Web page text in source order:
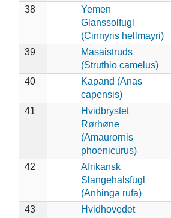
38
Yemen
Glanssolfugl
(Cinnyris hellmayri)
39
Masaistruds
(Struthio camelus)
40
Kapand (Anas
capensis)
41
Hvidbrystet
Rørhøne
(Amaurornis
phoenicurus)
42
Afrikansk
Slangehalsfugl
(Anhinga rufa)
43
Hvidhovedet